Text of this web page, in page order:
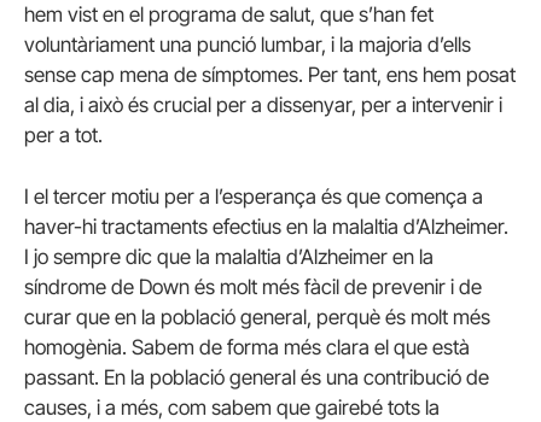
hem vist en el programa de salut, que s’han fet
voluntàriament una punció lumbar, i la majoria d’ells
sense cap mena de símptomes. Per tant, ens hem posat
al dia, i això és crucial per a dissenyar, per a intervenir i
per a tot.
I el tercer motiu per a l’esperança és que comença a
haver-hi tractaments efectius en la malaltia d’Alzheimer.
I jo sempre dic que la malaltia d’Alzheimer en la
síndrome de Down és molt més fàcil de prevenir i de
curar que en la població general, perquè és molt més
homogènia. Sabem de forma més clara el que està
passant. En la població general és una contribució de
causes, i a més, com sabem que gairebé tots la